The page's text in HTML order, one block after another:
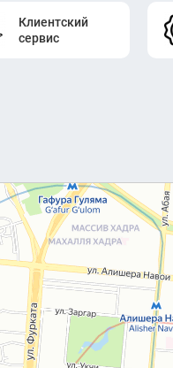
Клиентский
сервис